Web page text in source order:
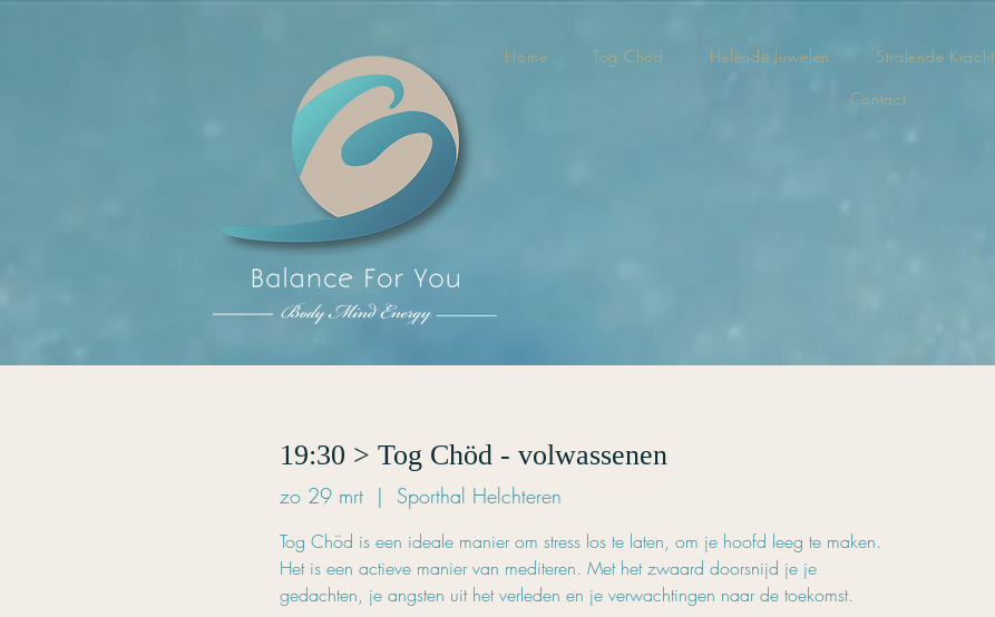
Home Tog Chöd Helende Juwelen Stralende Kracht
Contact
19:30 > Tog Chöd - volwassenen
zo 29 mrt
  |
Sporthal Helchteren
Tog Chöd is een ideale manier om stress los te laten, om je hoofd leeg te maken.
Het is een actieve manier van mediteren. Met het zwaard doorsnijd je je
gedachten, je angsten uit het verleden en je verwachtingen naar de toekomst.